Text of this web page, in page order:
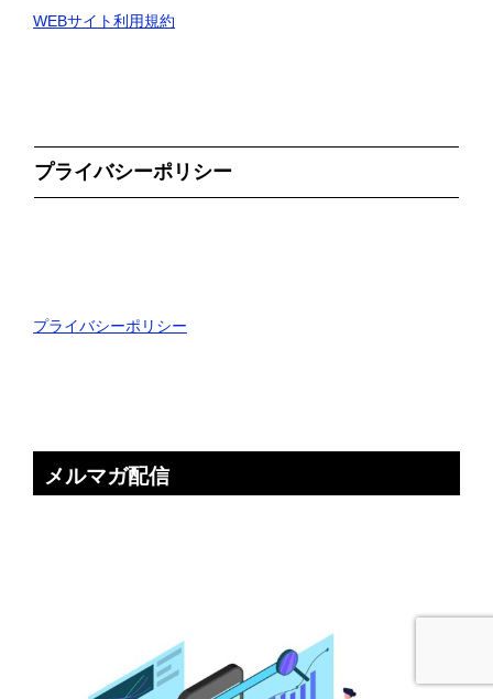
WEBサイト利用規約
プライバシーポリシー
プライバシーポリシー
メルマガ配信